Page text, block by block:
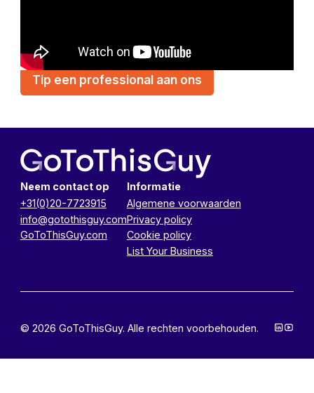
Tip een professional aan ons
Neem contact op
+31(0)20-7723915
info@gotothisguy.com
GoToThisGuy.com
Informatie
Algemene voorwaarden
Privacy policy
Cookie policy
List Your Business
© 2026 GoToThisGuy. Alle rechten voorbehouden.